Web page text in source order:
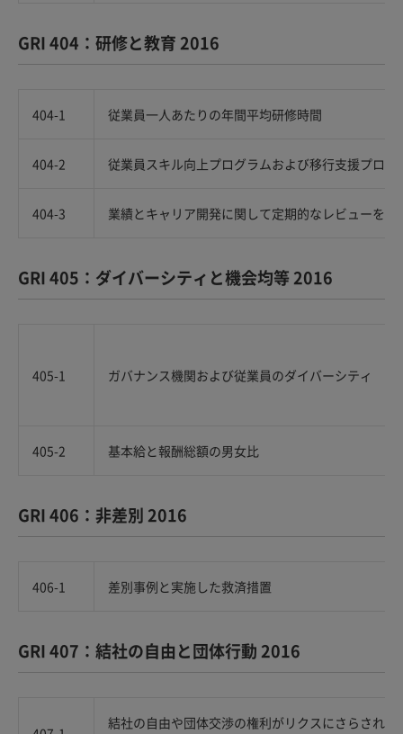
GRI 404：研修と教育 2016
404-1 従業員一人あたりの年間平均研修時間
404-2 従業員スキル向上プログラムおよび移行支援プログ
404-3 業績とキャリア開発に関して定期的なレビューを
GRI 405：ダイバーシティと機会均等 2016
405-1 ガバナンス機関および従業員のダイバーシティ
405-2 基本給と報酬総額の男女比
GRI 406：非差別 2016
406-1 差別事例と実施した救済措置
GRI 407：結社の自由と団体行動 2016
結社の自由や団体交渉の権利がリクスにさらされ